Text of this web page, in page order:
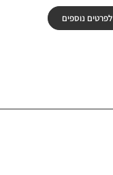
לפרטים נוספים